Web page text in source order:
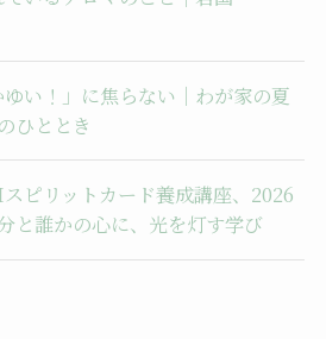
い！」に焦らない｜わが家の夏
ひととき
ピリットカード養成講座、2026
と誰かの心に、光を灯す学び